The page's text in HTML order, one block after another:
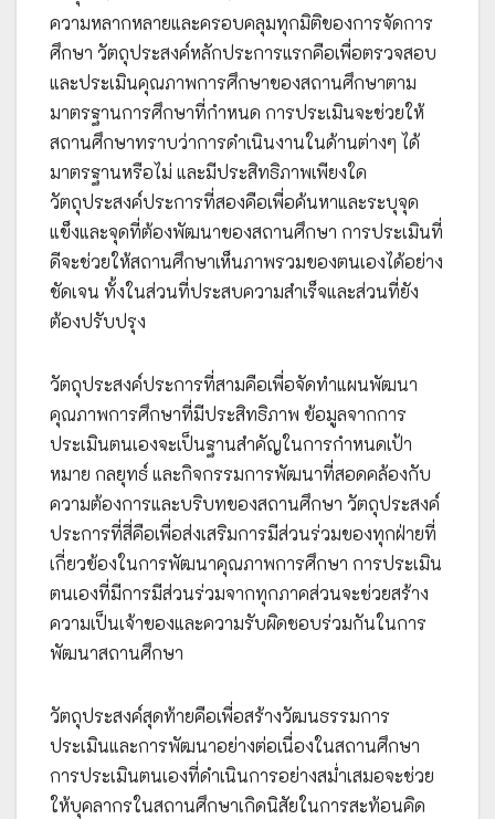
ความหลากหลายและครอบคลุมทุกมิติของการจัดการ
ศึกษา วัตถุประสงค์หลักประการแรกคือเพื่อตรวจสอบ
และประเมินคุณภาพการศึกษาของสถานศึกษาตาม
มาตรฐานการศึกษาที่กำหนด การประเมินจะช่วยให้
สถานศึกษาทราบว่าการดำเนินงานในด้านต่างๆ ได้
มาตรฐานหรือไม่ และมีประสิทธิภาพเพียงใด
วัตถุประสงค์ประการที่สองคือเพื่อค้นหาและระบุจุด
แข็งและจุดที่ต้องพัฒนาของสถานศึกษา การประเมินที่
ดีจะช่วยให้สถานศึกษาเห็นภาพรวมของตนเองได้อย่าง
ชัดเจน ทั้งในส่วนที่ประสบความสำเร็จและส่วนที่ยัง
ต้องปรับปรุง
วัตถุประสงค์ประการที่สามคือเพื่อจัดทำแผนพัฒนา
คุณภาพการศึกษาที่มีประสิทธิภาพ ข้อมูลจากการ
ประเมินตนเองจะเป็นฐานสำคัญในการกำหนดเป้า
หมาย กลยุทธ์ และกิจกรรมการพัฒนาที่สอดคล้องกับ
ความต้องการและบริบทของสถานศึกษา วัตถุประสงค์
ประการที่สี่คือเพื่อส่งเสริมการมีส่วนร่วมของทุกฝ่ายที่
เกี่ยวข้องในการพัฒนาคุณภาพการศึกษา การประเมิน
ตนเองที่มีการมีส่วนร่วมจากทุกภาคส่วนจะช่วยสร้าง
ความเป็นเจ้าของและความรับผิดชอบร่วมกันในการ
พัฒนาสถานศึกษา
วัตถุประสงค์สุดท้ายคือเพื่อสร้างวัฒนธรรมการ
ประเมินและการพัฒนาอย่างต่อเนื่องในสถานศึกษา
การประเมินตนเองที่ดำเนินการอย่างสม่ำเสมอจะช่วย
ให้บุคลากรในสถานศึกษาเกิดนิสัยในการสะท้อนคิด